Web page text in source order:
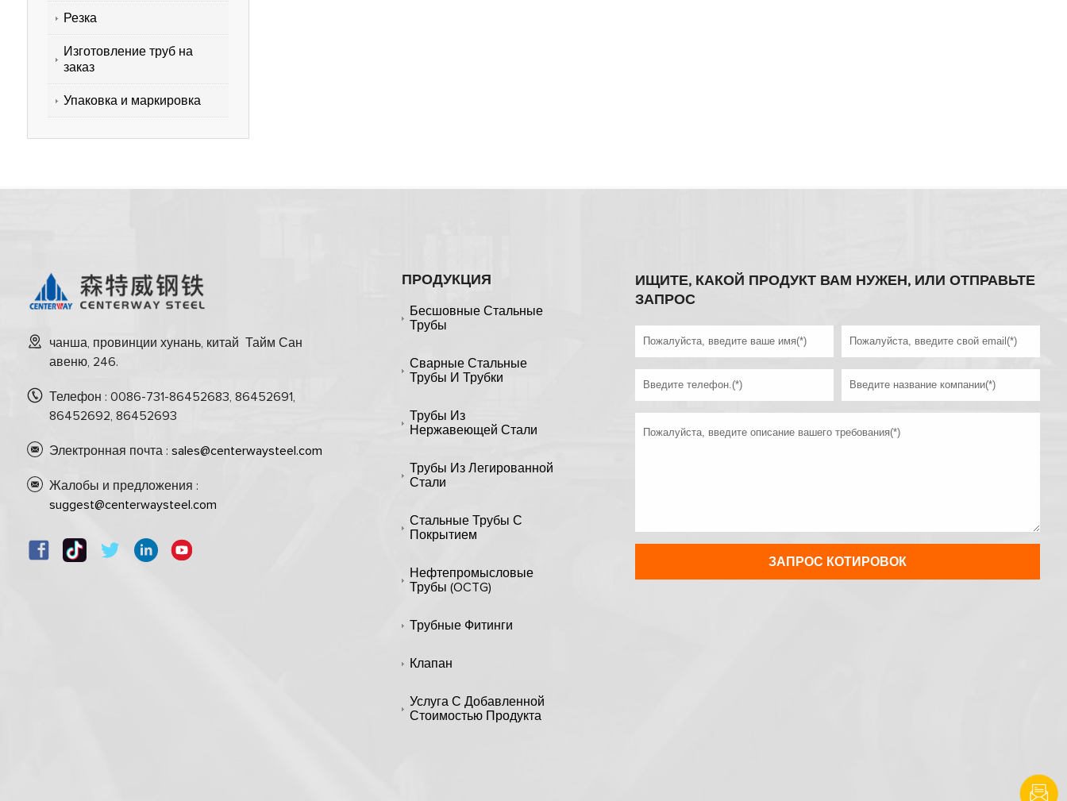
Резка
Изготовление труб на
заказ
Упаковка и маркировка
чанша, провинции хунань, китай Тайм Сан
авеню, 246.
Телефон : 0086-731-86452683, 86452691,
86452692, 86452693
Электронная почта : sales@centerwaysteel.com
Жалобы и предложения :
suggest@centerwaysteel.com
ПРОДУКЦИЯ
Бесшовные Стальные
Трубы
Сварные Стальные
Трубы И Трубки
Трубы Из
Нержавеющей Стали
Трубы Из Легированной
Стали
Стальные Трубы С
Покрытием
Нефтепромысловые
Трубы (OCTG)
Трубные Фитинги
Клапан
Услуга С Добавленной
Стоимостью Продукта
ИЩИТЕ, КАКОЙ ПРОДУКТ ВАМ НУЖЕН, ИЛИ ОТПРАВЬТЕ
ЗАПРОС